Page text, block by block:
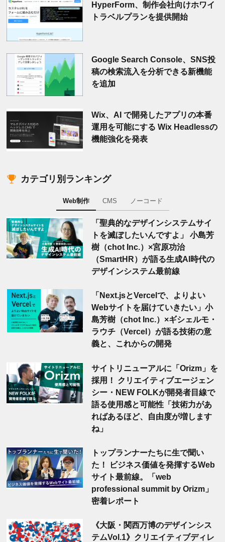
HyperForm、制作会社向けホワイ
トラベルプランを提供開始
Google Search Console、SNS投
稿の検索流入を分析できる新機能
を追加
Wix、AI で開発したアプリの本番
運用を可能にする Wix Headlessの
機能強化を発表
カテゴリ別ランキング
Web制作 CMS ノーコード
「聖典的なデザインシステムサイ
トを滅ぼしたいんですよ」 小島芳
樹（chot Inc.）×宮原功治
（SmartHR）が語る生成AI時代の
デザインシステム最前線
「Next.jsとVercelで、よりよい
Webサイトを届けていきたい」小
島芳樹（chot Inc.）×ギシェルモ・
ラウチ（Vercel）が語る技術の意
義と、これからの開発
サイトリニューアルに「Orizm」を
採用！ クリエイティブエージェン
シー・NEW FOLKが開発者目線で
語る使用感と可能性「技術力があ
ればあるほど、自由度が増します
ね」
トップランナーたちに生で聞い
た！ ビジネス価値を発揮するWeb
サイト最前線。「web
professional summit by Orizm」
密着レポート
《大阪・関西万博のデザインシス
テムVol.1》クリエイティブディレ